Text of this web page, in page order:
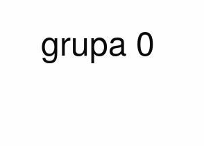
grupa 0